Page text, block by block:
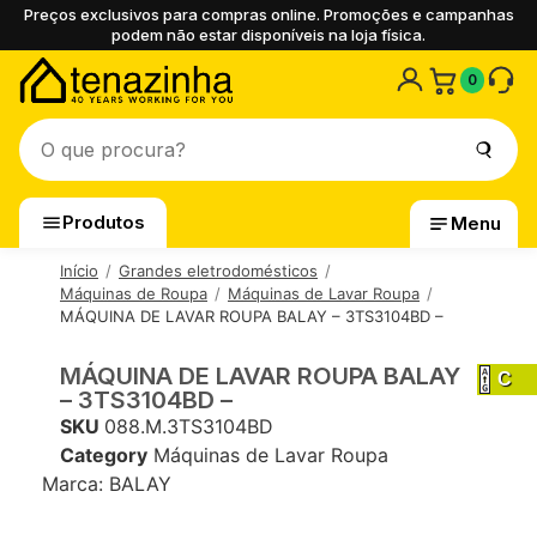
Preços exclusivos para compras online. Promoções e campanhas
podem não estar disponíveis na loja física.
0
Produtos Menu
Início
Grandes eletrodomésticos
Máquinas de Roupa
Máquinas de Lavar Roupa
MÁQUINA DE LAVAR ROUPA BALAY – 3TS3104BD –
MÁQUINA DE LAVAR ROUPA BALAY
– 3TS3104BD –
C
SKU 088.M.3TS3104BD
Category Máquinas de Lavar Roupa
Marca: BALAY